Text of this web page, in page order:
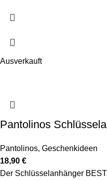
Ausverkauft
Pantolinos
Pantolinos, Geschenkideen
18,90 €
Der Schlüsselanhänger